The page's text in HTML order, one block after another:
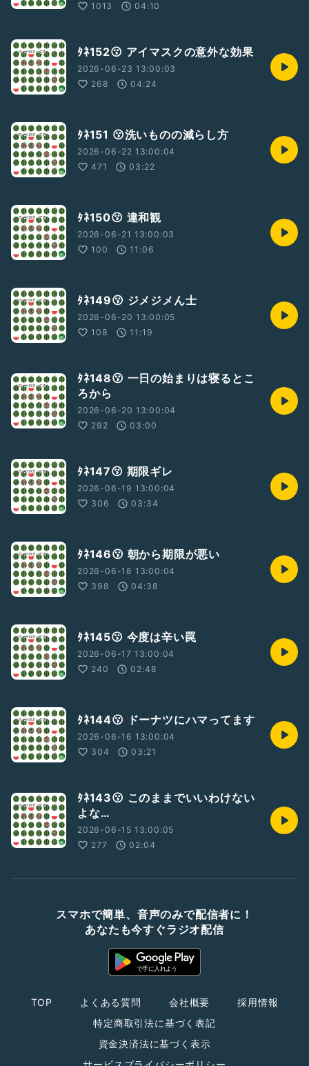
1013
04:10
ﾀﾈ152😗 アイマスクの意外な効果
2026-06-23 13:00:03
268
04:24
ﾀﾈ151 😗洗いものの減らし方
2026-06-22 13:00:04
471
03:22
ﾀﾈ150😗 違和観
2026-06-21 13:00:03
100
11:06
ﾀﾈ149😗 ジメジメん士
2026-06-20 13:00:05
108
11:19
ﾀﾈ148😗 一日の始まりは寝るとこ
ろから
2026-06-20 13:00:04
292
03:00
ﾀﾈ147😗 期限ギレ
2026-06-19 13:00:04
306
03:34
ﾀﾈ146😗 朝から期限が悪い
2026-06-18 13:00:04
398
04:38
ﾀﾈ145😗 今度は辛い罠
2026-06-17 13:00:04
240
02:48
ﾀﾈ144😗 ドーナツにハマってます
2026-06-16 13:00:04
304
03:21
ﾀﾈ143😗 このままでいいわけない
よな…
2026-06-15 13:00:05
277
02:04
スマホで簡単、音声のみで配信者に！
あなたも今すぐラジオ配信
TOP よくある質問 会社概要
採用情報
特定商取引法に基づく表記
資金決済法に基づく表示